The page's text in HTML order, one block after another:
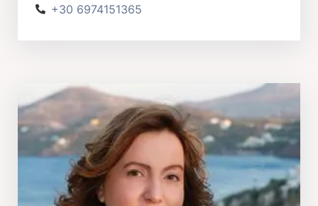
+30 6974151365